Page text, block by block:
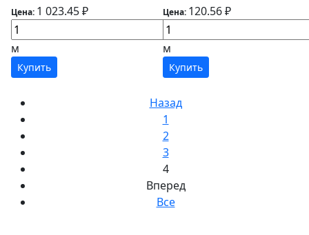
Цена: 1 023.45 ₽
м
Купить
Цена: 120.56 ₽
м
Купить
Назад
1
2
3
4
Вперед
Все